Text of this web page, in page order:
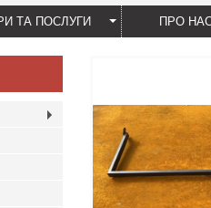
ТА ПОСЛУГИ ПРО